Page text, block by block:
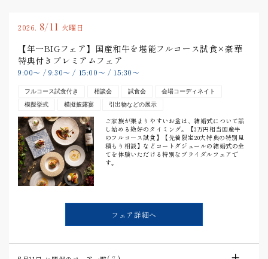
2026. 8/11 火曜日
【年一BIGフェア】国産和牛を堪能フルコース試食×豪華
特典付きプレミアムフェア
9:00〜 / 9:30〜 / 15:00〜 / 15:30〜
フルコース試食付き 相談会 試食会
会場コーディネイト
模擬挙式
模擬披露宴 引出物などの展示
ご家族が集まりやすいお盆は、結婚式について話
し始める絶好のタイミング。【3万円相当国産牛
のフルコース試食】【先着限定20大特典の特別見
積もり相談】などコートダジュールの結婚式の全
てを体験いただける特別なブライダルフェアで
す。
フェア詳細へ